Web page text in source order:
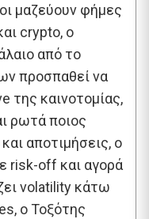
μαζεύουν φήμες
crypto, ο
από το
προσπαθεί να
της καινοτομίας,
ρωτά ποιος
αποτιμήσεις, ο
risk-off και αγορά
volatility κάτω
ο Τοξότης